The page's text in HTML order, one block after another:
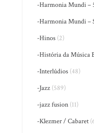
-Harmonia Mundi –
-Harmonia Mundi –
-Hinos (2)
-História da Música
-Interlúdios (48)
-Jazz (589)
-jazz fusion (11)
-Klezmer / Cabaret